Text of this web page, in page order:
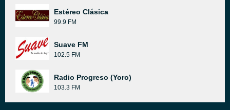
Estéreo Clásica
99.9 FM
Suave FM
102.5 FM
Radio Progreso (Yoro)
103.3 FM